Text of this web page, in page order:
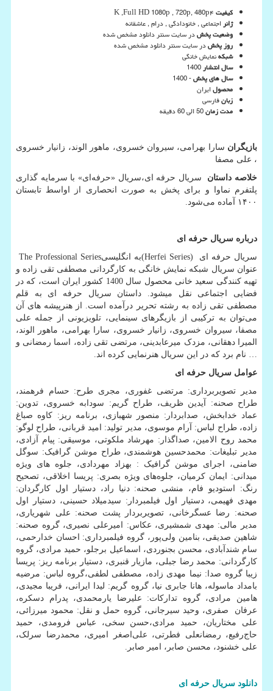
کیفیت۴K ,Full HD 1080p , 720p, 480p
ژانراجتماعی , خانودادگی , درام , عاشقانه
وضعیت پخشدر سایت سنتر دانلود مشخص شده
روز پخشدر سایت سنتر دانلود مشخص شده
شبکهنمایش خانگی
سال انتشار1400
سال های پخش- 1400
محصولایران
زبانفارسی
مدت زمان50 الی 60 دقیقه
بازیگران سارا بهرامی، سیروان خسروی، ماهور الوند، زانیار خسروی
، علی مصفا
خلاصه داستان
سریال حرفه ای،سریال «حرفه‌ای» با سرمایه گذاری
پلتفرم نماوا و برای پخش به صورت انحصاری از اواسط تابستان
۱۴۰۰ آماده می‌شود.
درباره سریال حرفه ای
سریال حرفه ای
(Herfei Series)به انگلیسیThe Professional Series
عنوان سریال شبکه نمایش خانگی به کارگردانی مصطفی تقی زاده و
تهیه کنندگی سعید خانی محصول سال 1400 کشور ایران است، که در
فضایی اجتماعی نقل میشود. داستان سریال حرفه ای به قلم
مصطفی تقی زاده به رشته تحریر درآمده است. از هنرپیشه های آن
می‌توان به ترکیبی از بازیگرهای سینمایی، تلویزیونی از جمله علی
مصفا، سیروان خسروی، زانیار خسروی، سارا بهرامی، ماهور الوند،
المیرا دهقانی، مزدک میرعابدینی، مرتضی تقی زاده، اسما رمضانی و
… نام برد که در این سریال هنرنمایی کرده اند.
عوامل سریال حرفه ای
مدیر تصویربرداری: مرتضی غفوری، مجری طرح: حسام فرهمند،
طراح صحنه: آیدین ظریف، طراح گریم: سودابه خسروی، تدوین:
عماد خدابخش، صدابردار: منصور شهبازی، برنامه ریز: کاوه صباغ
زاده، طراح لباس: آرام موسوی، مدیر تولید: امید قربانی، طراح لوگو:
محمد روح الامین، صداگذار: مهرشاد ملکوتی، موسیقی: پیام آزادی،
مدیر تبلیغات: محمدحسین هوشمندی، طراح موشن گرافیک: سوگل
ضامنی، اجرای موشن گرافیک : بهزاد مهردادی، جلوه های ویژه
میدانی: ایمان کرمیان، جلوه‌های ویژه بصری: پریسا اخلاقی، تصحیح
رنگ: استودیو فام، منشی صحنه: دنیا راد، دستیار اول کارگردان:
مهدی فهیمی، دستیار اول فیلمبردار: سیدمیلاد حسینی، دستیار اول
صحنه: رضا عسگرخانی، تصویربردار پشت صحنه: علی شهریاری،
مدیر مالی: مهدی شمشیری، عکاس: امیرعلی نصیری، گروه صحنه:
شاهین صدیقی، بنامین ولی‌پور، گروه فیلمبرداری: احسان خدارحمی،
سام شندآبادی، محسن بجنوردی، اسماعیل برجلو، حمید مرادی، گروه
کارگردانی: محمد رضا جبلی، مازیار قنبری، دستیار برنامه ریز: پریسا
زیبا گروه صدا: نیما مهدی زاده، مصطفی لطفی،گروه لباس: مرضیه
بامداد ماسوله، هانا جابری نیا، گروه گریم: لیدا ایرانی، فریبا مجیدی،
هامین مرادی، گروه تدارکات: علیرضا یارمحمدی، پدرام دسکره،
عرفان صفری، وحید سیرجانی، گروه حمل و نقل: محمود میرزائی،
علی مختاریان، حمید مرادی،حسن سخی، عباس فرومدی، حمید
حاج‌رفیع، رمضانعلی فطرتی، علی‌اصغر امیری، محمدرضا سرلک،
علی خشنود، محسن صابر، امیر صابر.
دانلود سریال حرفه ای